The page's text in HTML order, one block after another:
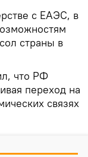
с ЕАЭС, в
страны в
что РФ
переход на
связях